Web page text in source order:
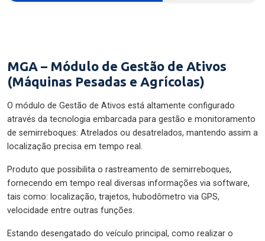
MGA – Módulo de Gestão de Ativos
(Máquinas Pesadas e Agrícolas)
O módulo de Gestão de Ativos está altamente configurado
através da tecnologia embarcada para gestão e monitoramento
de semirreboques: Atrelados ou desatrelados, mantendo assim a
localização precisa em tempo real.
Produto que possibilita o rastreamento de semirreboques,
fornecendo em tempo real diversas informações via software,
tais como: localização, trajetos, hubodômetro via GPS,
velocidade entre outras funções.
Estando desengatado do veículo principal, como realizar o